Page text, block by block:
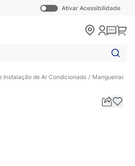
Ativar Acessibilidade
Instalação de Ar Condicionado / Mangueiras